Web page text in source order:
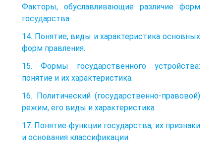
Факторы, обуславливающие различие форм
государства.
14. Понятие, виды и характеристика основных
форм правления.
15. Формы государственного устройства:
понятие и их характеристика.
16. Политический (государственно-правовой)
режим, его виды и характеристика
17. Понятие функции государства, их признаки
и основания классификации.